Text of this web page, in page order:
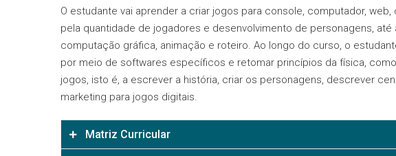
O estudante vai aprender a criar jogos para console, computador,
pela quantidade de jogadores e desenvolvimento de personagens,
computação gráfica, animação e roteiro. Ao longo do curso, o
por meio de softwares específicos e retomar princípios da física,
jogos, isto é, a escrever a história, criar os personagens, descrever
marketing para jogos digitais.
Matriz Curricular